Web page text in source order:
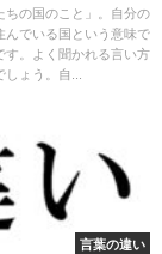
ちの国のこと」。自分の
んでいる国という意味で
す。よく聞かれる言い方
ょう。自...
言葉の違い